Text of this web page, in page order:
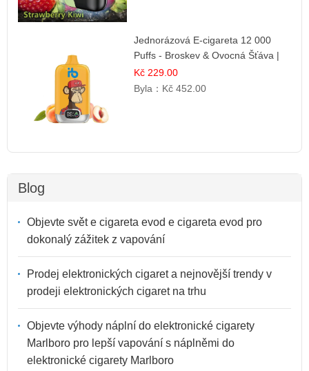
Jednorázová E-cigareta 12 000
Puffs - Broskev & Ovocná Šťáva |
Osvěžující ovocná směs
Kč 229.00
Byla： Kč 452.00
Blog
Objevte svět e cigareta evod e cigareta evod pro
dokonalý zážitek z vapování
Prodej elektronických cigaret a nejnovější trendy v
prodeji elektronických cigaret na trhu
Objevte výhody náplní do elektronické cigarety
Marlboro pro lepší vapování s náplněmi do
elektronické cigarety Marlboro